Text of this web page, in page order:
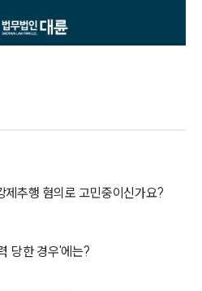
추행 혐의로 고민중이신가요?
당한 경우'에는?